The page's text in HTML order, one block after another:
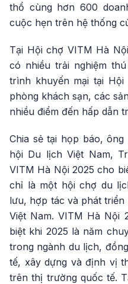
thổ cùng hơn 600
cuộc hẹn trên hệ thống
Tại Hội chợ VITM Hà
có nhiều trải nghiệm
trình khuyến mại tại
phòng khách sạn, các
nhiều điểm đến hấp dẫn
Chia sẻ tại họp báo,
hội Du lịch Việt Nam,
VITM Hà Nội 2025 cho
chỉ là một hội chợ du
lưu, hợp tác và phát
Việt Nam. VITM Hà Nội
biệt khi 2025 là năm
trong ngành du lịch,
tế, xây dựng và định vị
trên thị trường quốc tế.